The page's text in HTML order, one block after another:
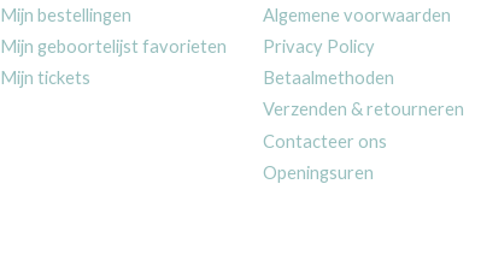
Mijn bestellingen
Mijn geboortelijst favorieten
Mijn tickets
Algemene voorwaarden
Privacy Policy
Betaalmethoden
Verzenden & retourneren
Contacteer ons
Openingsuren